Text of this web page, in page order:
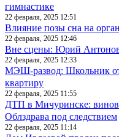
гимнастике
22 февраля, 2025 12:51
Влияние позы сна на
22 февраля, 2025 12:46
Вне сцены: Юрий Антонов
22 февраля, 2025 12:33
МЭШ-развод: Школьник
квартиру
22 февраля, 2025 11:55
ДТП в Мичуринске:
Облздрава под следствием
22 февраля, 2025 11:14